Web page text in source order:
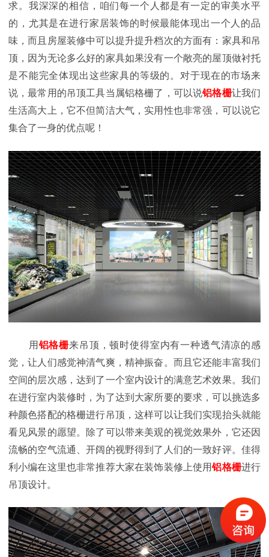
求。我深深的相信，咱们每一个人都是有一定的审美水平
的，尤其是在进行家居装饰的时候最能体现出一个人的品
味，而且房屋装修中可以提升提升档次的方面有：家具和吊
顶，因为无论多么好的家具如果没有一个敞亮的屋顶做衬托
是不能完全体现出这些家具的等级的。对于现在的市场来
说，最常用的吊顶工具当属铝格栅了，可以说铝格栅让我们
生活高大上，它不但简洁大气，实用性也非常强，可以说它
集合了一身的优点呢！
用铝格栅来吊顶，顿时使得室内有一种透气清凉的感
觉，让人们感觉神清气爽，精神振奋。而且它还能丰富我们
空间的层次感，达到了一个室内设计的满意艺术效果。我们
在进行室内装修时，为了达到大家所要的要求，可以挑选多
种颜色搭配的格栅进行吊顶，这样可以让我们实现抬头就能
看见风景的愿望。除了可以带来美观的视觉效果外，它还因
流畅的空气流通、开阔的视野得到了人们的一致好评。佳得
利小编在这里也非常推荐大家在装饰装修上使用铝格栅进行
吊顶设计。